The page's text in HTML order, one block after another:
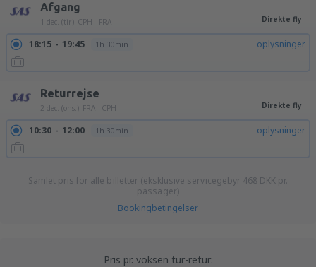
Afgang
1 dec. (tir.) CPH - FRA Direkte fly
18:15 19:45 1h 30min oplysninger
Returrejse
2 dec. (ons.) FRA - CPH Direkte fly
10:30 12:00 1h 30min oplysninger
Samlet pris for alle billetter (eksklusive servicegebyr 468 DKK pr.
passager)
Bookingbetingelser
Pris pr. voksen tur-retur: